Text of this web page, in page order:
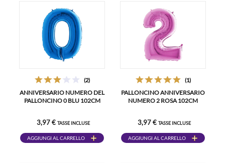
(2)
ANNIVERSARIO NUMERO DEL
PALLONCINO 0 BLU 102CM
3,97 € TASSE INCLUSE
AGGIUNGI AL CARRELLO
(1)
PALLONCINO ANNIVERSARIO
NUMERO 2 ROSA 102CM
3,97 € TASSE INCLUSE
AGGIUNGI AL CARRELLO